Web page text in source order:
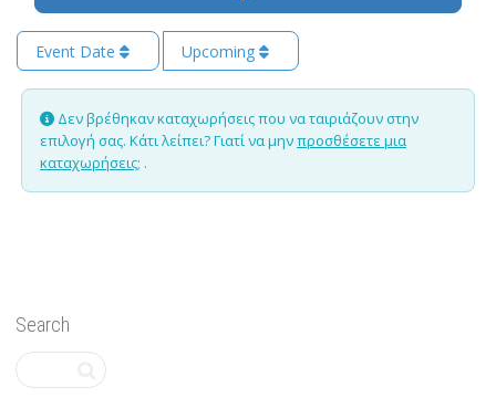
Event Date Upcoming
Δεν βρέθηκαν καταχωρήσεις που να ταιριάζουν στην
επιλογή σας. Κάτι λείπει? Γιατί να μηνπροσθέσετε μια
καταχωρήσεις; .
Search